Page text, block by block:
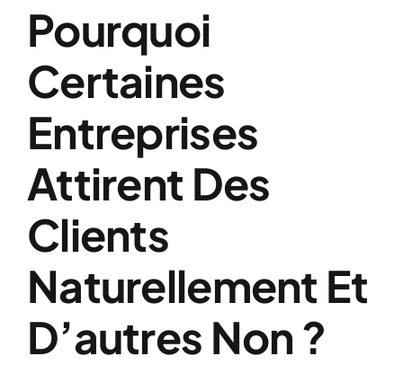
Pourquoi
Certaines
Entreprises
Attirent Des
Clients
Naturellement Et
D’autres Non ?